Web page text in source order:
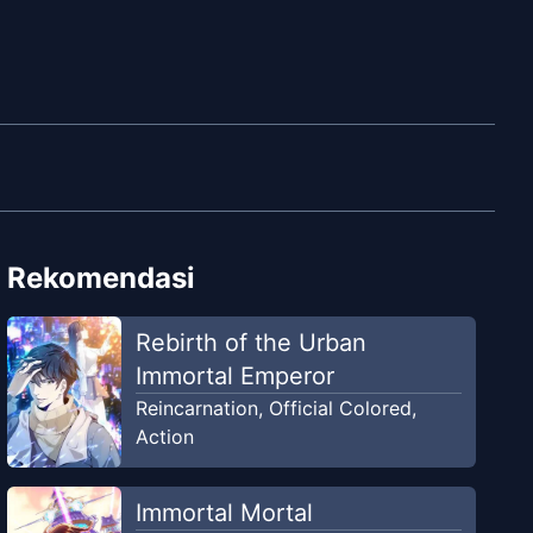
Rekomendasi
Rebirth of the Urban
Immortal Emperor
Reincarnation, Official Colored,
Action
Immortal Mortal